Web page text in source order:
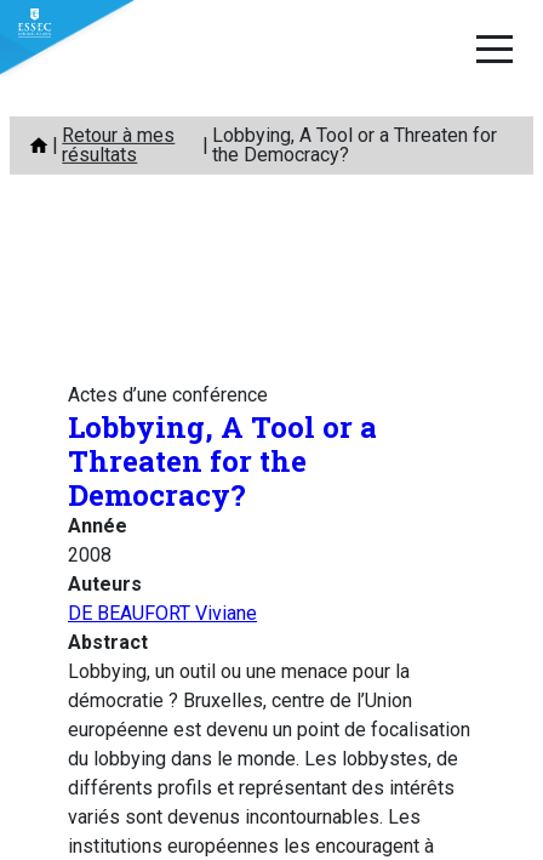
Aller
contenu
Retour à mes
résultats
Lobbying, A Tool or a Threaten for
the Democracy?
Actes d’une conférence
Lobbying, A Tool or a
Threaten for the
Democracy?
Année
2008
Auteurs
DE BEAUFORT Viviane
Abstract
Lobbying, un outil ou une menace pour la
démocratie ? Bruxelles, centre de l’Union
européenne est devenu un point de focalisation
du lobbying dans le monde. Les lobbystes, de
différents profils et représentant des intérêts
variés sont devenus incontournables. Les
institutions européennes les encouragent à